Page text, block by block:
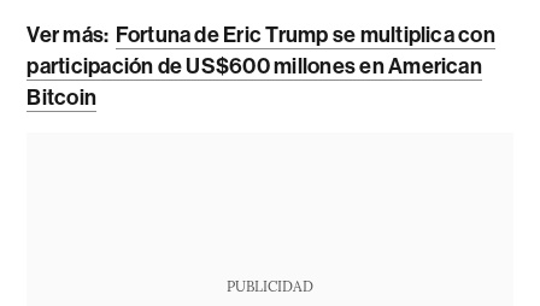
Ver más: Fortuna de Eric Trump se multiplica con
participación de US$600 millones en American
Bitcoin
PUBLICIDAD